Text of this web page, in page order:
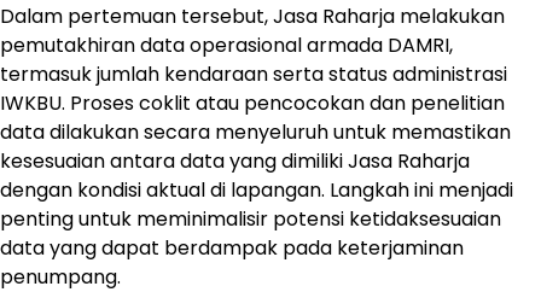
Dalam pertemuan tersebut, Jasa Raharja melakukan
pemutakhiran data operasional armada DAMRI,
termasuk jumlah kendaraan serta status administrasi
IWKBU. Proses coklit atau pencocokan dan penelitian
data dilakukan secara menyeluruh untuk memastikan
kesesuaian antara data yang dimiliki Jasa Raharja
dengan kondisi aktual di lapangan. Langkah ini menjadi
penting untuk meminimalisir potensi ketidaksesuaian
data yang dapat berdampak pada keterjaminan
penumpang.